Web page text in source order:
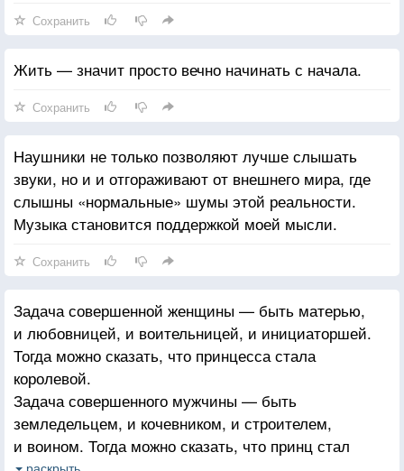
Сохранить
Жить — значит просто вечно начинать с начала.
Сохранить
Наушники не только позволяют лучше слышать
звуки, но и и отгораживают от внешнего мира, где
слышны «нормальные» шумы этой реальности.
Музыка становится поддержкой моей мысли.
Сохранить
Задача совершенной женщины — быть матерью,
и любовницей, и воительницей, и инициаторшей.
Тогда можно сказать, что принцесса стала
королевой.
Задача совершенного мужчины — быть
земледельцем, и кочевником, и строителем,
и воином. Тогда можно сказать, что принц стал
раскрыть